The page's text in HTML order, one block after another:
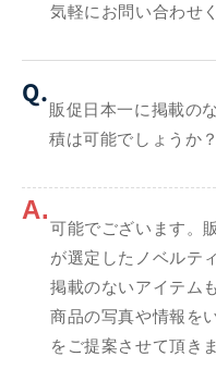
気軽にお問い合わせ
Q.
販促日本一に掲載の
積は可能でしょうか？
A.
可能でございます。
が選定したノベルテ
掲載のないアイテム
商品の写真や情報を
をご提案させて頂きま